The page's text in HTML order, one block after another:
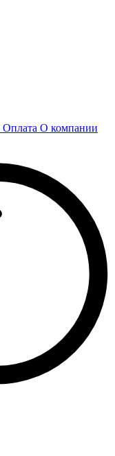
Оплата О компании